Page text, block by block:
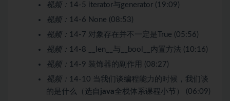
视频： 14-5 iterator与generator (19:09)
视频： 14-6 None (08:53)
视频： 14-7 对象存在并不一定是True (05:56)
视频： 14-8 __len__与__bool__内置方法 (10:16)
视频： 14-9 装饰器的副作用 (08:27)
视频： 14-10 当我们谈编程能力的时候，我们谈
的是什么（选自 java全栈体系课程小节） (06:09)